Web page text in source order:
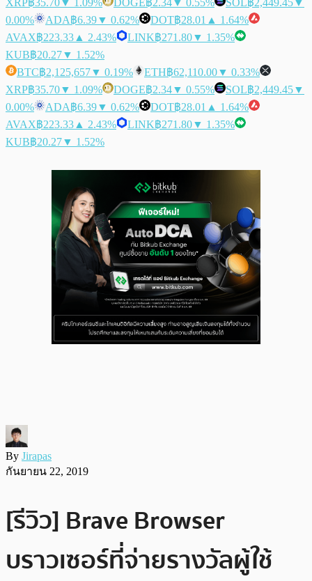
0.00%
ADA฿6.39▼ 0.62% DOT฿28.01 ▲ 1.64%
AVAX฿223.33 ▲ 2.43% LINK฿271.80▼ 1.35%
KUB฿20.27▼ 1.52%
BTC฿2,125,657▼ 0.19% ETH฿62,110.00▼ 0.33%
XRP฿35.70▼ 1.09% DOGE฿2.34▼ 0.55% SOL฿2,449.45▼
0.00%
ADA฿6.39▼ 0.62% DOT฿28.01 ▲ 1.64%
AVAX฿223.33 ▲ 2.43% LINK฿271.80▼ 1.35%
KUB฿20.27▼ 1.52%
By Jirapas
กันยายน 22, 2019
[รีวิว] Brave Browser
บราวเซอร์ที่จ่ายรางวัลผู้ใช้